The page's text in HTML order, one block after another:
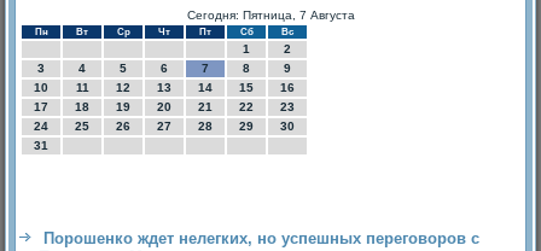
Сегодня: Пятница, 7 Августа
Пн Вт Ср Чт Пт Сб Вс
1
2
3
4 5 6 7 8
9
10
11 12 13 14 15
16
17
18 19 20 21 22
23
24
25 26 27 28 29
30
31
Порошенко ждет нелегких, но успешных переговоров с